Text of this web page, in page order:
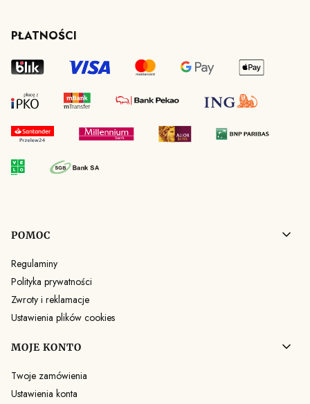
PŁATNOŚCI
Linki w stopce
POMOC
Regulaminy
Polityka prywatności
Zwroty i reklamacje
Ustawienia plików cookies
MOJE KONTO
Twoje zamówienia
Ustawienia konta